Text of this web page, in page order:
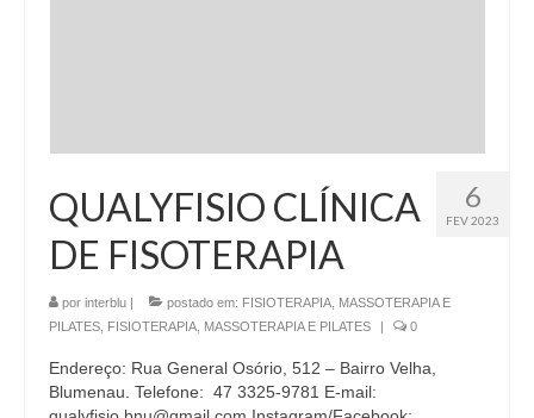
6
FEV 2023
QUALYFISIO CLÍNICA
DE FISOTERAPIA
por interblu | postado em: FISIOTERAPIA, MASSOTERAPIA E
PILATES FISIOTERAPIA, MASSOTERAPIA E PILATES | 0
Endereço: Rua General Osório, 512 – Bairro Velha,
Blumenau. Telefone: 47 3325-9781 E-mail: